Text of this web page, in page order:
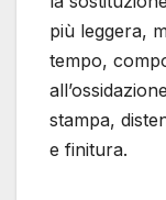
più leggera,
tempo,
stampa,
e finitura.